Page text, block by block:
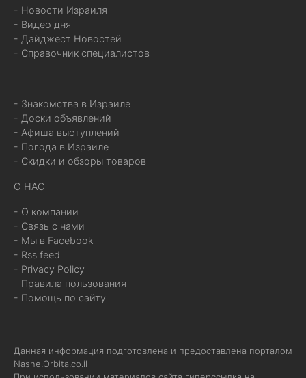
- Новости Израиля
- Видео дня
- Дайджест Новостей
- Справочник специалистов
- Знакомства в Израиле
- Доски объявлений
- Афиша выступлений
- Погода в Израиле
- Скидки и обзоры товаров
О НАС
- О компании
- Связь с нами
- Мы в Facebook
- Rss feed
- Privacy Policy
- Правила пользования
- Помощь по сайту
Данная информация подготовлена и предоставлена порталом
Nashe.Orbita.co.il